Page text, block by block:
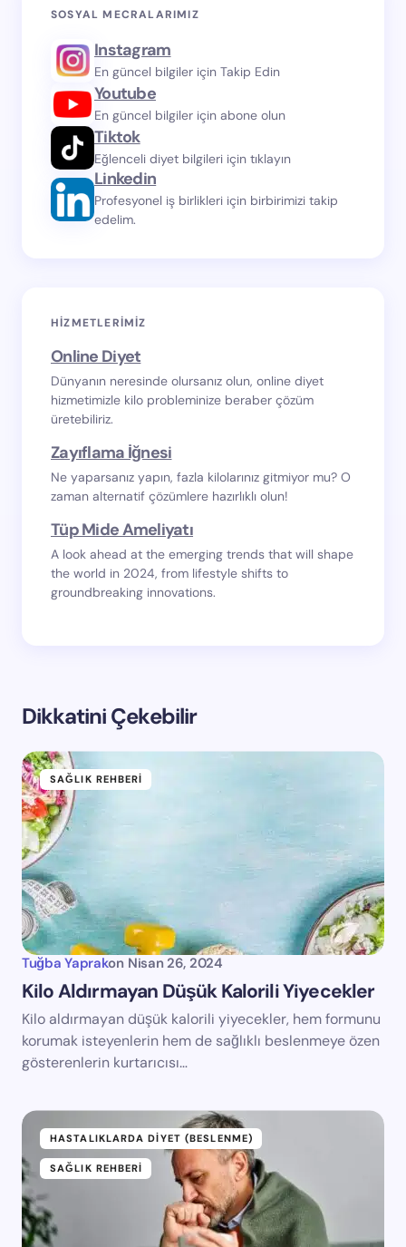
SOSYAL MECRALARIMIZ
Instagram
En güncel bilgiler için Takip Edin
Youtube
En güncel bilgiler için abone olun
Tiktok
Eğlenceli diyet bilgileri için tıklayın
Linkedin
Profesyonel iş birlikleri için birbirimizi takip
edelim.
HIZMETLERIMIZ
Online Diyet
Dünyanın neresinde olursanız olun, online diyet
hizmetimizle kilo probleminize beraber çözüm
üretebiliriz.
Zayıflama İğnesi
Ne yaparsanız yapın, fazla kilolarınız gitmiyor mu? O
zaman alternatif çözümlere hazırlıklı olun!
Tüp Mide Ameliyatı
A look ahead at the emerging trends that will shape
the world in 2024, from lifestyle shifts to
groundbreaking innovations.
Dikkatini Çekebilir
SAĞLIK REHBERI
Tuğba Yaprakon Nisan 26, 2024
Kilo Aldırmayan Düşük Kalorili Yiyecekler
Kilo aldırmayan düşük kalorili yiyecekler, hem formunu
korumak isteyenlerin hem de sağlıklı beslenmeye özen
gösterenlerin kurtarıcısı…
HASTALIKLARDA DIYET (BESLENME)
SAĞLIK REHBERI